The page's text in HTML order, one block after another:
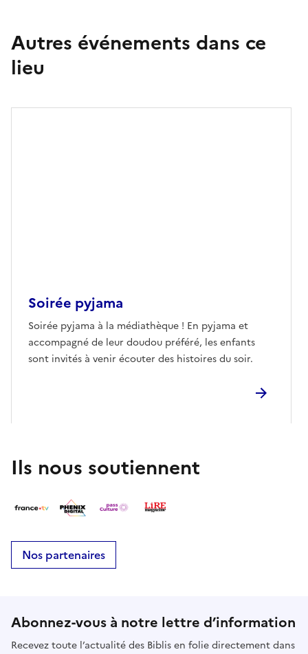
Autres événements dans ce
lieu
Soirée pyjama
Soirée pyjama à la médiathèque ! En pyjama et
accompagné de leur doudou préféré, les enfants
sont invités à venir écouter des histoires du soir.
Ils nous soutiennent
Nos partenaires
Abonnez-vous à notre lettre d’information
Recevez toute l’actualité des Biblis en folie directement dans